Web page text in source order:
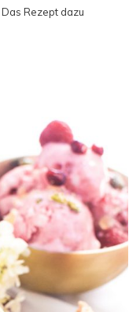
Das Rezept dazu